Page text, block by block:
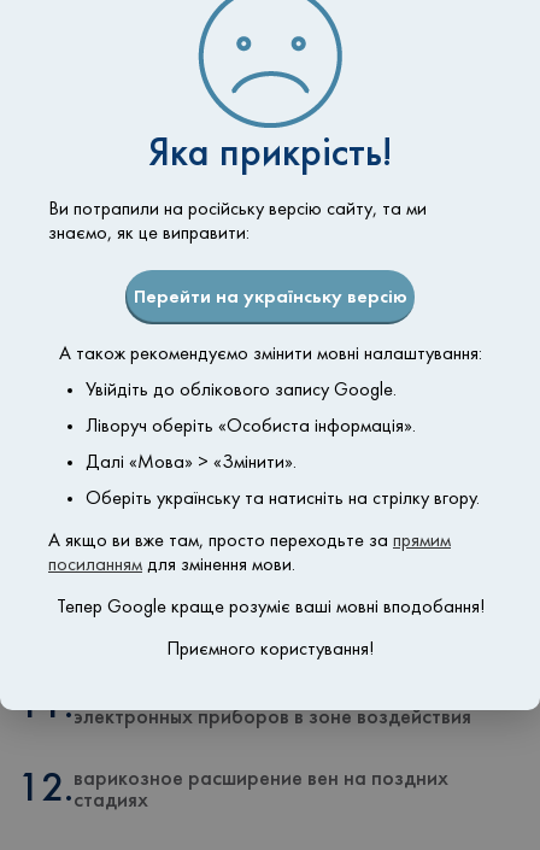
болезни и повреждения кожи
высокая температура
05. туберкулез
злокачественные образования
08. печеночная недостаточность
09.начало менструации
10. беременность с четвертого месяца
11.электронных приборов в зоне воздействия
12.варикозное расширение вен на поздних
стадиях
Яка прикрість!
Ви потрапили на російську версію сайту, та ми
знаємо, як це виправити:
Перейти на українську версію
А також рекомендуємо змінити мовні налаштування:
Увійдіть до облікового запису Google.
Ліворуч оберіть «Особиста інформація».
Далі «Мова» > «Змінити».
Оберіть українську та натисніть на стрілку вгору.
А якщо ви вже там, просто переходьте за прямим
посиланням для змінення мови.
Тепер Google краще розуміє ваші мовні вподобання!
Приємного користування!